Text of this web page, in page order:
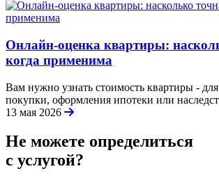
Онлайн-оценка квартиры:
когда применима
Вам нужно узнать стоимость квартиры -
покупки, оформления ипотеки или
13 мая 2026
Не можете определиться
с услугой?